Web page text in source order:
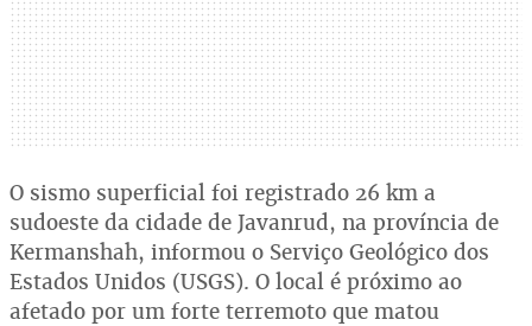
O sismo superficial foi registrado 26 km a
sudoeste da cidade de Javanrud, na província de
Kermanshah, informou o Serviço Geológico dos
Estados Unidos (USGS). O local é próximo ao
afetado por um forte terremoto que matou